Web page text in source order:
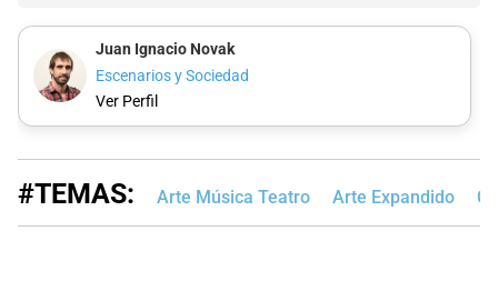
Juan Ignacio Novak
Escenarios y Sociedad
Ver Perfil
#TEMAS: Arte Música Teatro Arte Expandido